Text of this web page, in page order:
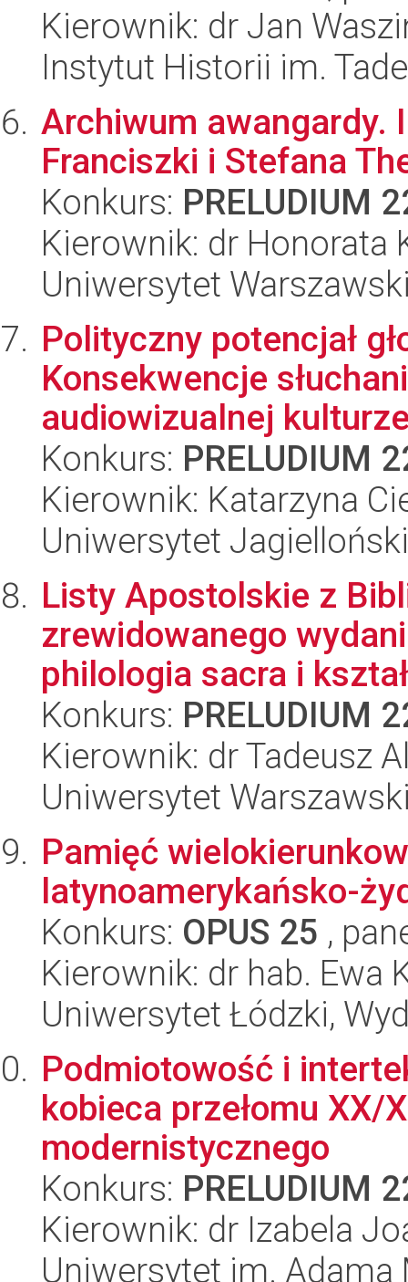
Kierownik: dr Jan
Instytut Historii im.
Archiwum awangardy.
Franciszki i Stefana
Konkurs: PRELUDIUM
Kierownik: dr Honorata
Uniwersytet
Polityczny potencjał
Konsekwencje
audiowizualnej
Konkurs: PRELUDIUM
Kierownik: Katarzyna
Uniwersytet
Listy Apostolskie z
zrewidowanego
philologia sacra i
Konkurs: PRELUDIUM
Kierownik: dr Tadeusz
Uniwersytet
Pamięć
latynoamerykańsko-
Konkurs: OPUS 25 ,
Kierownik: dr hab. Ewa
Uniwersytet Łódzki,
Podmiotowość i
kobieca przełomu XX/
modernistycznego
Konkurs: PRELUDIUM
Kierownik: dr Izabela
Uniwersytet im.